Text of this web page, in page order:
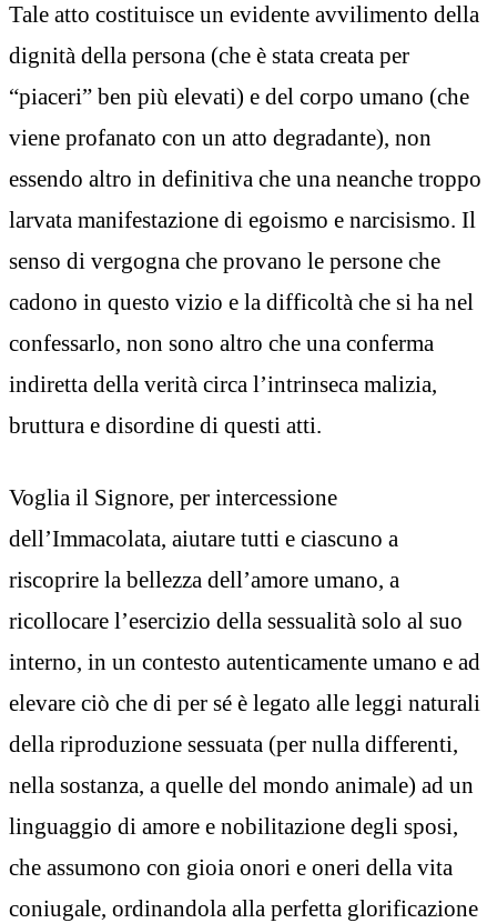
Tale atto costituisce un evidente avvilimento della
dignità della persona (che è stata creata per
“piaceri” ben più elevati) e del corpo umano (che
viene profanato con un atto degradante), non
essendo altro in definitiva che una neanche troppo
larvata manifestazione di egoismo e narcisismo. Il
senso di vergogna che provano le persone che
cadono in questo vizio e la difficoltà che si ha nel
confessarlo, non sono altro che una conferma
indiretta della verità circa l’intrinseca malizia,
bruttura e disordine di questi atti.
Voglia il Signore, per intercessione
dell’Immacolata, aiutare tutti e ciascuno a
riscoprire la bellezza dell’amore umano, a
ricollocare l’esercizio della sessualità solo al suo
interno, in un contesto autenticamente umano e ad
elevare ciò che di per sé è legato alle leggi naturali
della riproduzione sessuata (per nulla differenti,
nella sostanza, a quelle del mondo animale) ad un
linguaggio di amore e nobilitazione degli sposi,
che assumono con gioia onori e oneri della vita
coniugale, ordinandola alla perfetta glorificazione